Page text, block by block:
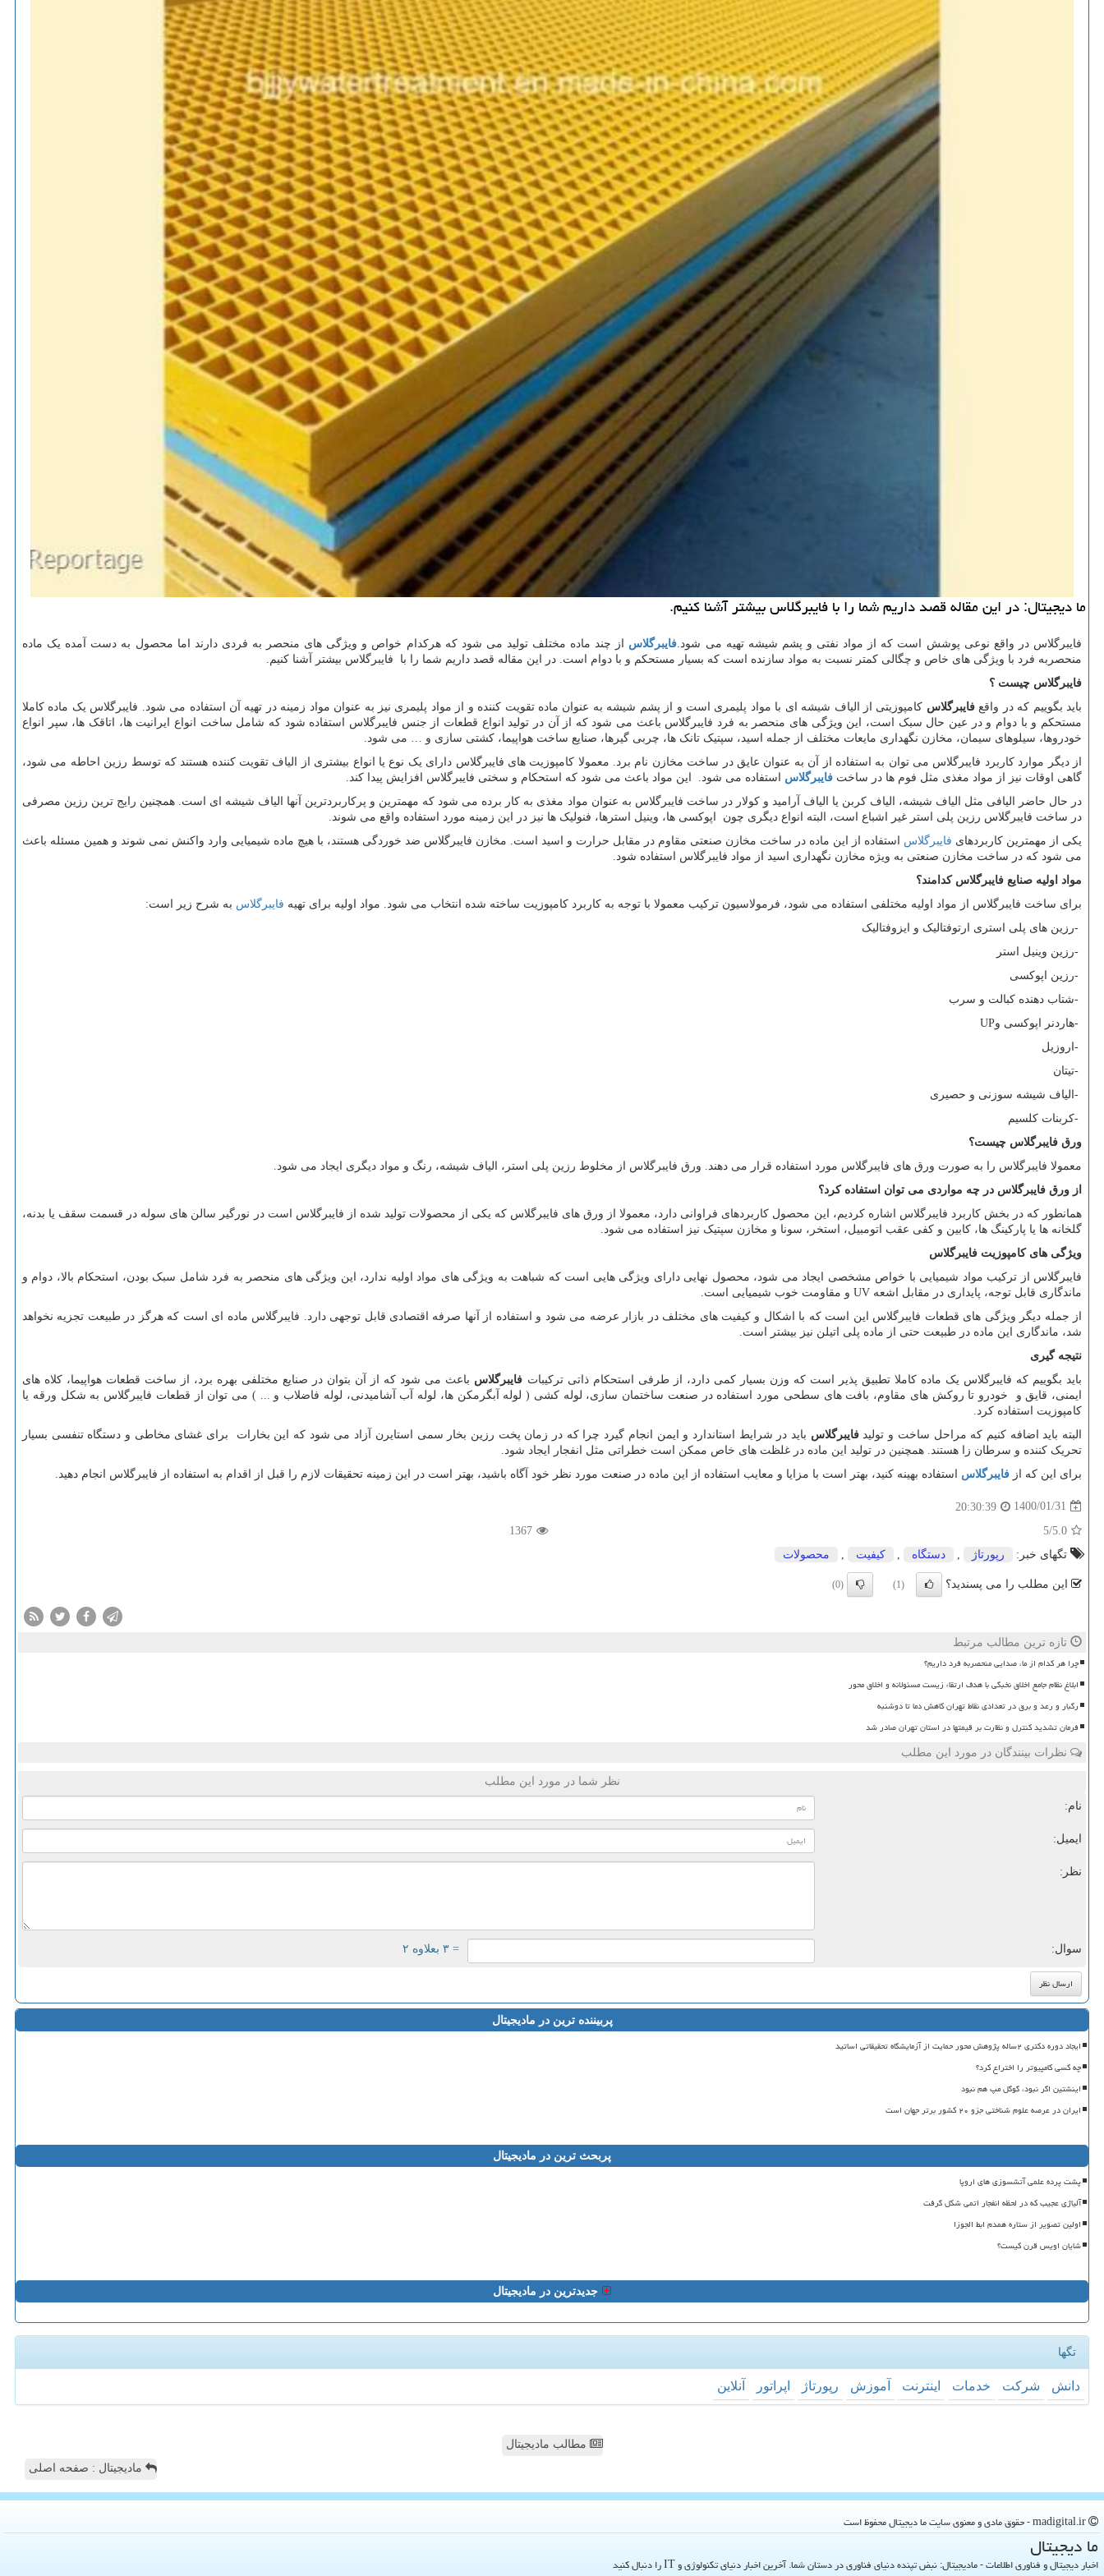
ما دیجیتال: در این مقاله قصد داریم شما را با فایبرگلاس بیشتر آشنا كنیم.
فایبرگلاس در واقع نوعی پوشش است که از مواد نفتی و پشم شیشه تهیه می شود. فایبرگلاس از چند ماده مختلف تولید می شود که هرکدام خواص و ویژگی های منحصر به فردی دارند اما محصول به دست آمده یک ماده
منحصربه فرد با ویژگی های خاص و چگالی کمتر نسبت به مواد سازنده است که بسیار مستحکم و با دوام است. در این مقاله قصد داریم شما را با فایبرگلاس بیشتر آشنا کنیم.
فایبرگلاس چیست ؟
باید بگوییم که در واقعفایبرگلاس کامپوزیتی از الیاف شیشه ای با مواد پلیمری است و از پشم شیشه به عنوان ماده تقویت کننده و از مواد پلیمری نیز به عنوان مواد زمینه در تهیه آن استفاده می شود. فایبرگلاس یک ماده کاملا
مستحکم و با دوام و در عین حال سبک است، این ویژگی های منحصر به فرد فایبرگلاس باعث می شود که از آن در تولید انواع قطعات از جنس فایبرگلاس استفاده شود که شامل ساخت انواع ایرانیت ها، اتاقک ها، سپر انواع
خودروها، سیلوهای سیمان، مخازن نگهداری مایعات مختلف از جمله اسید، سپتیک تانک ها، چربی گیرها، صنایع ساخت هواپیما، کشتی سازی و … می شود.
از دیگر موارد کاربرد فایبرگلاس می توان به استفاده از آن به عنوان عایق در ساخت مخازن نام برد. معمولا کامپوزیت های فایبرگلاس دارای یک نوع یا انواع بیشتری از الیاف تقویت کننده هستند که توسط رزین احاطه می شود،
گاهی اوقات نیز از مواد مغذی مثل فوم ها در ساخت فایبرگلاس استفاده می شود. این مواد باعث می شود که استحکام و سختی فایبرگلاس افزایش پیدا کند.
در حال حاضر الیافی مثل الیاف شیشه، الیاف کربن یا الیاف آرامید و کولار در ساخت فایبرگلاس به عنوان مواد مغذی به کار برده می شود که مهمترین و پرکاربردترین آنها الیاف شیشه ای است. همچنین رایج ترین رزین مصرفی
در ساخت فایبرگلاس رزین پلی استر غیر اشباع است، البته انواع دیگری چون اپوکسی ها، وینیل استرها، فنولیک ها نیز در این زمینه مورد استفاده واقع می شوند.
یکی از مهمترین کاربردهای فایبرگلاس استفاده از این ماده در ساخت مخازن صنعتی مقاوم در مقابل حرارت و اسید است. مخازن فایبرگلاس ضد خوردگی هستند، با هیچ ماده شیمیایی وارد واکنش نمی شوند و همین مسئله باعث
می شود که در ساخت مخازن صنعتی به ویژه مخازن نگهداری اسید از مواد فایبرگلاس استفاده شود.
مواد اولیه صنایع فایبرگلاس کدامند؟
برای ساخت فایبرگلاس از مواد اولیه مختلفی استفاده می شود، فرمولاسیون ترکیب معمولا با توجه به کاربرد کامپوزیت ساخته شده انتخاب می شود. مواد اولیه برای تهیه فایبرگلاس به شرح زیر است:
-رزین های پلی ‏استری ارتوفتالیک و ایزوفتالیک
-رزین وینیل استر
-رزین اپوکسی
-شتاب دهنده کبالت و سرب
-هاردنر اپوکسی وUP
-اروزیل
-تیتان
-الیاف شیشه سوزنی و حصیری
-کربنات کلسیم
ورق فایبرگلاس چیست؟
معمولا فایبرگلاس را به صورت ورق های فایبرگلاس مورد استفاده قرار می دهند. ورق فایبرگلاس از مخلوط رزین پلی استر، الیاف شیشه، رنگ و مواد دیگری ایجاد می شود.
از ورق فایبرگلاس در چه مواردی می توان استفاده کرد؟
همانطور که در بخش کاربرد فایبرگلاس اشاره کردیم، این محصول کاربردهای فراوانی دارد، معمولا از ورق های فایبرگلاس که یکی از محصولات تولید شده از فایبرگلاس است در نورگیر سالن های سوله در قسمت سقف یا بدنه،
گلخانه ها یا پارکینگ ها، کابین و کفی عقب اتومبیل، استخر، سونا و مخازن سپتیک نیز استفاده می شود.
ویژگی های کامپوزیت فایبرگلاس
فایبرگلاس از ترکیب مواد شیمیایی با خواص مشخصی ایجاد می شود، محصول نهایی دارای ویژگی هایی است که شباهت به ویژگی های مواد اولیه ندارد، این ویژگی های منحصر به فرد شامل سبک بودن، استحکام بالا، دوام و
ماندگاری قابل توجه، پایداری در مقابل اشعه UV و مقاومت خوب شیمیایی است.
از جمله دیگر ویژگی های قطعات فایبرگلاس این است که با اشکال و کیفیت های مختلف در بازار عرضه می شود و استفاده از آنها صرفه اقتصادی قابل توجهی دارد. فایبرگلاس ماده ای است که هرگز در طبیعت تجزیه نخواهد
شد، ماندگاری این ماده در طبیعت حتی از ماده پلی اتیلن نیز بیشتر است.
نتیجه گیری
باید بگوییم که فایبرگلاس یک ماده کاملا تطبیق پذیر است که وزن بسیار کمی دارد، از طرفی استحکام ذاتی ترکیبات فایبرگلاس باعث می شود که از آن بتوان در صنایع مختلفی بهره برد، از ساخت قطعات هواپیما، کلاه های
ایمنی، قایق و خودرو تا روکش های مقاوم، بافت های سطحی مورد استفاده در صنعت ساختمان سازی، لوله کشی ( لوله آبگرمکن ها، لوله آب آشامیدنی، لوله فاضلاب و ... ) می توان از قطعات فایبرگلاس به شکل ورقه یا
کامپوزیت استفاده کرد.
البته باید اضافه کنیم که مراحل ساخت و تولیدفایبرگلاس باید در شرایط استاندارد و ایمن انجام گیرد چرا که در زمان پخت رزین بخار سمی استایرن آزاد می شود که این بخارات برای غشای مخاطی و دستگاه تنفسی بسیار
تحریک کننده و سرطان زا هستند. همچنین در تولید این ماده در غلظت های خاص ممکن است خطراتی مثل انفجار ایجاد شود.
برای این که از فایبرگلاس استفاده بهینه کنید، بهتر است با مزایا و معایب استفاده از این ماده در صنعت مورد نظر خود آگاه باشید، بهتر است در این زمینه تحقیقات لازم را قبل از اقدام به استفاده از فایبرگلاس انجام دهید.
1400/01/31
20:30:39
5.0
/5
1367
تگهای خبر:
رپورتاژ دستگاه كیفیت محصولات
این مطلب را می پسندید؟ (1)
(0)
تازه ترین مطالب مرتبط
چرا هر کدام از ما، صدایی منحصربه فرد داریم؟
ابلاغ نظام جامع اخلاق نخبگی با هدف ارتقاء زیست مسئولانه و اخلاق محور
رگبار و رعد و برق در تعدادی نقاط تهران کاهش دما تا دوشنبه
فرمان تشدید کنترل و نظارت بر قیمتها در استان تهران صادر شد
نظرات بینندگان در مورد این مطلب
نظر شما در مورد این مطلب
نام:
ایمیل:
نظر:
سوال: = ۳ بعلاوه ۲
پربیننده ترین در مادیجیتال
ایجاد دوره دکتری ۲ساله پژوهش محور حمایت از آزمایشگاه تحقیقاتی اساتید
چه کسی کامپیوتر را اختراع کرد؟
اینشتین اگر نبود، گوگل مپ هم نبود
ایران در عرصه علوم شناختی جزو ۲۰ کشور برتر جهان است
پربحث ترین در مادیجیتال
پشت پرده علمی آتشسوزی های اروپا
آلیاژی عجیب که در لحظه انفجار اتمی شکل گرفت
اولین تصویر از ستاره همدم ابط الجوزا
شایان اویس قرن کیست؟
جدیدترین در مادیجیتال
تگها
دانش شركت خدمات اینترنت آموزش رپورتاژ اپراتور آنلاین
مطالب مادیجیتال
مادیجیتال : صفحه اصلی
ما دیجیتال
اخبار دیجیتال و فناوری اطلاعات - مادیجیتال: نبض تپنده دنیای فناوری در دستان شما. آخرین اخبار دنیای تکنولوژی و IT را دنبال کنید